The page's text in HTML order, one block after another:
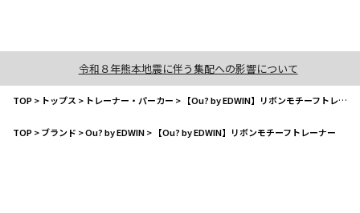
令和８年熊本地震に伴う集配への影響について
TOP> トップス > トレーナー・パーカー > 【Ou? by EDWIN】リボンモチーフトレーナー
TOP>ブランド >Ou? by EDWIN> 【Ou? by EDWIN】リボンモチーフトレーナー